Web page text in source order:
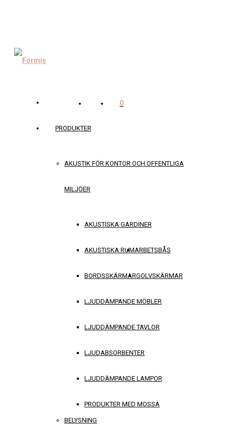
PRODUKTER
AKUSTIK FÖR KONTOR OCH OFFENTLIGA
MILJÖER
AKUSTISKA GARDINER
AKUSTISKA RUMARBETSBÅS
BORDSSKÄRMARGOLVSKÄRMAR
LJUDDÄMPANDE MÖBLER
LJUDDÄMPANDE TAVLOR
LJUDABSORBENTER
LJUDDÄMPANDE LAMPOR
PRODUKTER MED MOSSA
BELYSNING
0